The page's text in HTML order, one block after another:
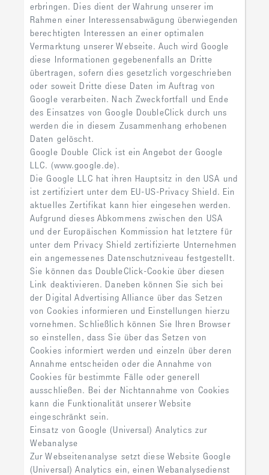
erbringen. Dies dient der Wahrung unserer im
Rahmen einer Interessensabwägung überwiegenden
berechtigten Interessen an einer optimalen
Vermarktung unserer Webseite. Auch wird Google
diese Informationen gegebenenfalls an Dritte
übertragen, sofern dies gesetzlich vorgeschrieben
oder soweit Dritte diese Daten im Auftrag von
Google verarbeiten. Nach Zweckfortfall und Ende
des Einsatzes von Google DoubleClick durch uns
werden die in diesem Zusammenhang erhobenen
Daten gelöscht.
Google Double Click ist ein Angebot der Google
LLC. (www.google.de).
Die Google LLC hat ihren Hauptsitz in den USA und
ist zertifiziert unter dem EU-US-Privacy Shield. Ein
aktuelles Zertifikat kann hier eingesehen werden.
Aufgrund dieses Abkommens zwischen den USA
und der Europäischen Kommission hat letztere für
unter dem Privacy Shield zertifizierte Unternehmen
ein angemessenes Datenschutzniveau festgestellt.
Sie können das DoubleClick-Cookie über diesen
Link deaktivieren. Daneben können Sie sich bei
der Digital Advertising Alliance über das Setzen
von Cookies informieren und Einstellungen hierzu
vornehmen. Schließlich können Sie Ihren Browser
so einstellen, dass Sie über das Setzen von
Cookies informiert werden und einzeln über deren
Annahme entscheiden oder die Annahme von
Cookies für bestimmte Fälle oder generell
ausschließen. Bei der Nichtannahme von Cookies
kann die Funktionalität unserer Website
eingeschränkt sein.
Einsatz von Google (Universal) Analytics zur
Webanalyse
Zur Webseitenanalyse setzt diese Website Google
(Universal) Analytics ein, einen Webanalysedienst